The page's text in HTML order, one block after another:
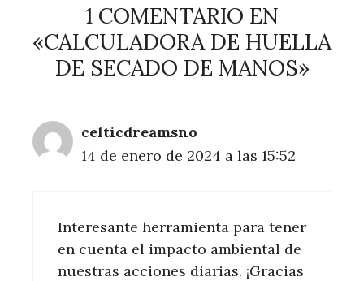
1 COMENTARIO EN
«CALCULADORA DE HUELLA
DE SECADO DE MANOS»
celticdreamsno
14 de enero de 2024 a las 15:52
Interesante herramienta para tener
en cuenta el impacto ambiental de
nuestras acciones diarias. ¡Gracias